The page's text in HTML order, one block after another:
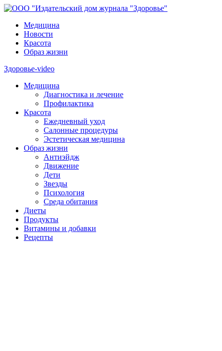
Медицина
Новости
Красота
Образ жизни
Здоровье-video
Медицина
Диагностика и лечение
Профилактика
Красота
Ежедневный уход
Салонные процедуры
Эстетическая медицина
Образ жизни
Антиэйдж
Движение
Дети
Звезды
Психология
Среда обитания
Диеты
Продукты
Витамины и добавки
Рецепты